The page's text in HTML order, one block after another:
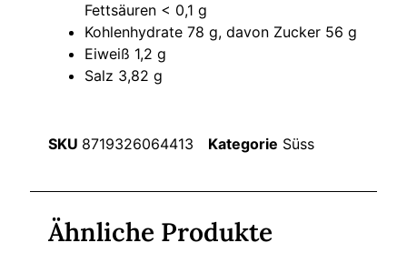
Fettsäuren < 0,1 g
Kohlenhydrate 78 g, davon Zucker 56 g
Eiweiß 1,2 g
Salz 3,82 g
SKU 8719326064413 Kategorie Süss
Ähnliche Produkte